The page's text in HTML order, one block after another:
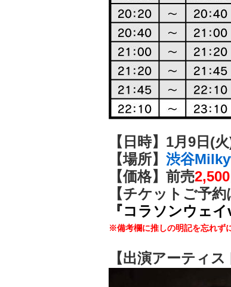
【日時】1月9日(
【場所】 渋谷
【価格】前売2,500
【チケットご予
『コラソンウェ
※備考欄に推しの明記を忘れず
【出演アーティス